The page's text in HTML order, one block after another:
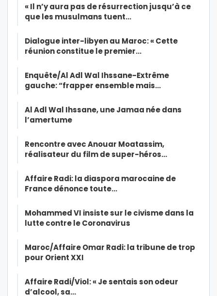
« Il n’y aura pas de résurrection jusqu’à ce
que les musulmans tuent…
Dialogue inter-libyen au Maroc: « Cette
réunion constitue le premier…
Enquête/Al Adl Wal Ihssane-Extrême
gauche: “frapper ensemble mais…
Al Adl Wal Ihssane, une Jamaa née dans
l’amertume
Rencontre avec Anouar Moatassim,
réalisateur du film de super-héros…
Affaire Radi: la diaspora marocaine de
France dénonce toute…
Mohammed VI insiste sur le civisme dans la
lutte contre le Coronavirus
Maroc/Affaire Omar Radi: la tribune de trop
pour Orient XXI
Affaire Radi/Viol: « Je sentais son odeur
d’alcool, sa…